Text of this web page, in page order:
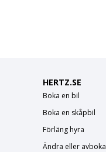
HERTZ.SE
Boka en bil
Boka en skåpbil
Förläng hyra
Ändra eller avboka